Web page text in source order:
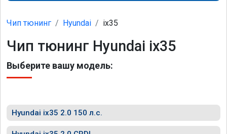
Чип тюнинг Hyundai ix35
Чип тюнинг Hyundai ix35
Выберите вашу модель:
Hyundai ix35 2.0 150 л.с.